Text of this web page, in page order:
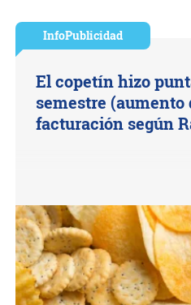
InfoPublicidad
El copetín hizo
semestre (aumento
facturación según